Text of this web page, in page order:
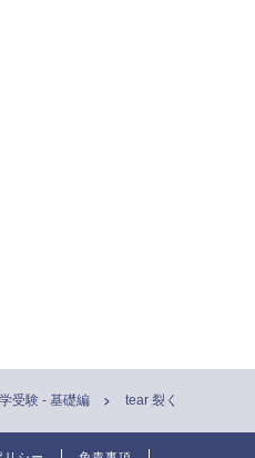
受験 - 基礎編 tear 裂く